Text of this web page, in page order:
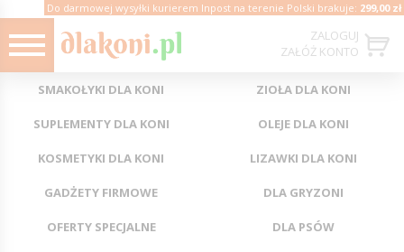
ZALOGUJ
ZAŁÓŻ KONTO
Do darmowej wysyłki kurierem Inpost na terenie Polski brakuje: 299,00 zł
SMAKOŁYKI DLA KONI ZIOŁA DLA KONI
SUPLEMENTY DLA KONI OLEJE DLA KONI
KOSMETYKI DLA KONI LIZAWKI DLA KONI
GADŻETY FIRMOWE DLA GRYZONI
OFERTY SPECJALNE DLA PSÓW